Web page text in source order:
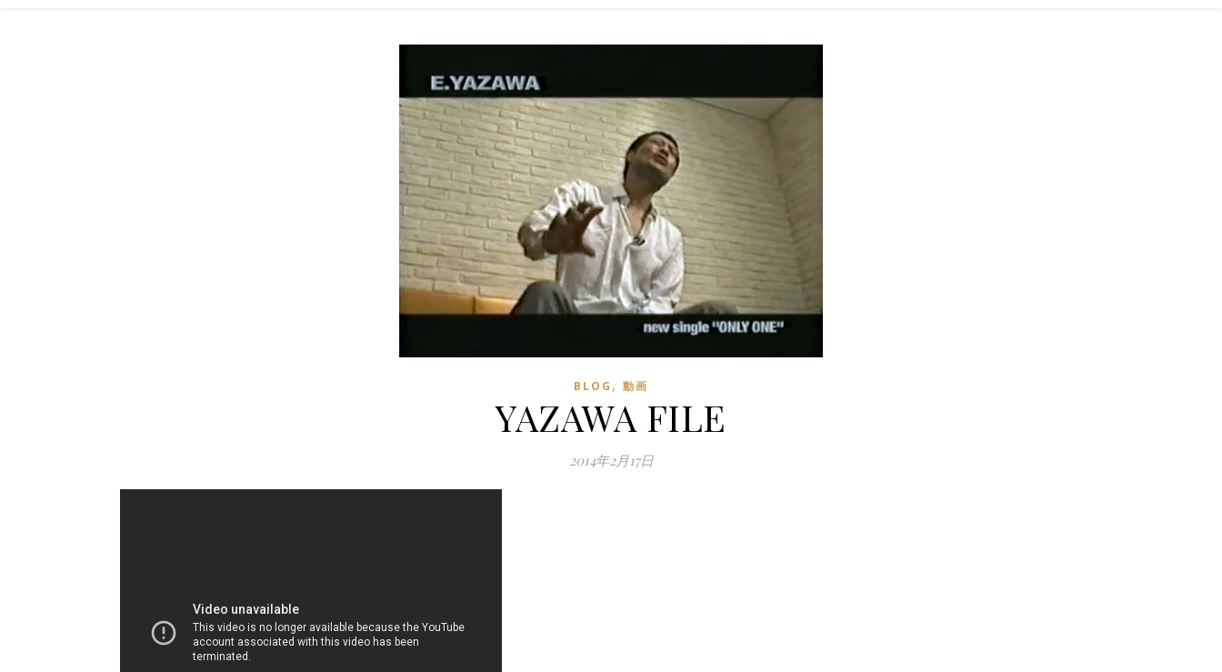
BLOG , 動画
YAZAWA FILE
2014年2月17日